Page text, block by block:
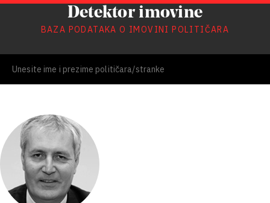
Detektor imovine
BAZA PODATAKA O IMOVINI POLITIČARA